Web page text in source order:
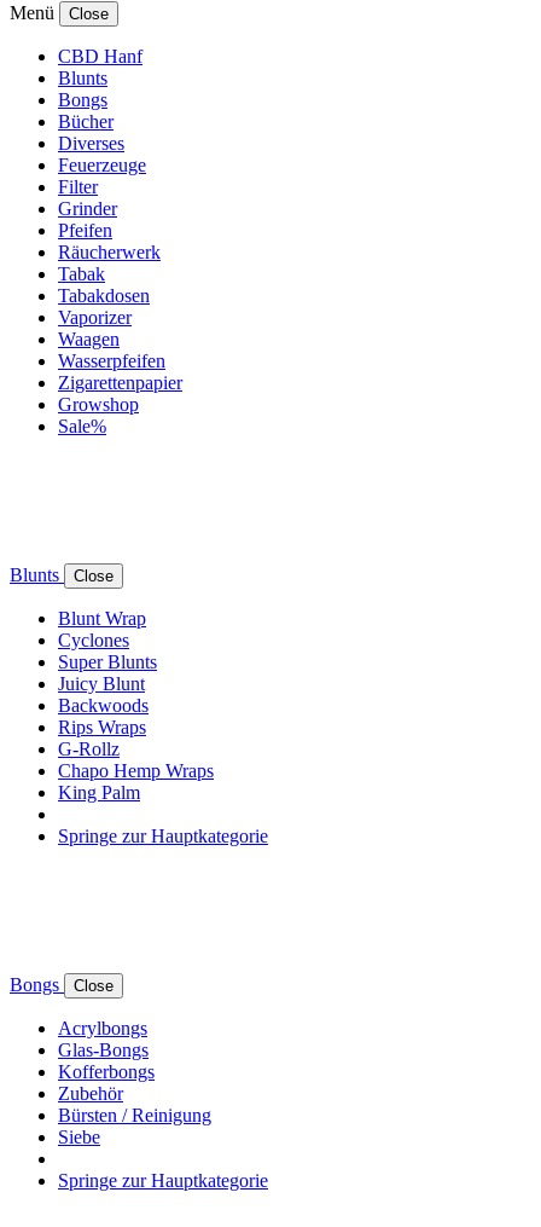
Menü Close
CBD Hanf
Blunts
Bongs
Bücher
Diverses
Feuerzeuge
Filter
Grinder
Pfeifen
Räucherwerk
Tabak
Tabakdosen
Vaporizer
Waagen
Wasserpfeifen
Zigarettenpapier
Growshop
Sale%
Blunts Close
Blunt Wrap
Cyclones
Super Blunts
Juicy Blunt
Backwoods
Rips Wraps
G-Rollz
Chapo Hemp Wraps
King Palm
Springe zur Hauptkategorie
Bongs Close
Acrylbongs
Glas-Bongs
Kofferbongs
Zubehör
Bürsten / Reinigung
Siebe
Springe zur Hauptkategorie